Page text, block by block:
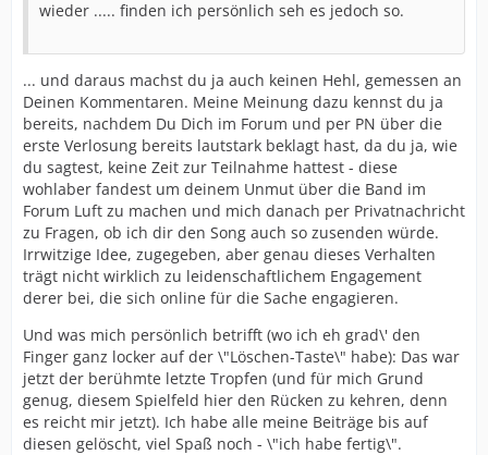
wieder ..... finden ich persönlich seh es jedoch so.
... und daraus machst du ja auch keinen Hehl, gemessen an
Deinen Kommentaren. Meine Meinung dazu kennst du ja
bereits, nachdem Du Dich im Forum und per PN über die
erste Verlosung bereits lautstark beklagt hast, da du ja, wie
du sagtest, keine Zeit zur Teilnahme hattest - diese
wohlaber fandest um deinem Unmut über die Band im
Forum Luft zu machen und mich danach per Privatnachricht
zu Fragen, ob ich dir den Song auch so zusenden würde.
Irrwitzige Idee, zugegeben, aber genau dieses Verhalten
trägt nicht wirklich zu leidenschaftlichem Engagement
derer bei, die sich online für die Sache engagieren.
Und was mich persönlich betrifft (wo ich eh grad\' den
Finger ganz locker auf der \"Löschen-Taste\" habe): Das war
jetzt der berühmte letzte Tropfen (und für mich Grund
genug, diesem Spielfeld hier den Rücken zu kehren, denn
es reicht mir jetzt). Ich habe alle meine Beiträge bis auf
diesen gelöscht, viel Spaß noch - \"ich habe fertig\".